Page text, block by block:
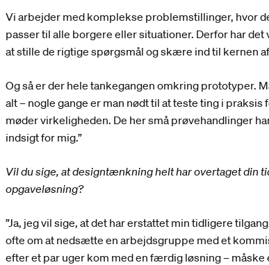
Vi arbejder med komplekse problemstillinger, hvor
passer til alle borgere eller situationer. Derfor har
at stille de rigtige spørgsmål og skære ind til kernen
Og så er der hele tankegangen omkring prototyper.
alt – nogle gange er man nødt til at teste ting i praksis
møder virkeligheden. De her små prøvehandlinger
indsigt for mig.”
Vil du sige, at designtænkning helt har overtaget din
opgaveløsning?
”Ja, jeg vil sige, at det har erstattet min tidligere
ofte om at nedsætte en arbejdsgruppe med et
efter et par uger kom med en færdig løsning – måske